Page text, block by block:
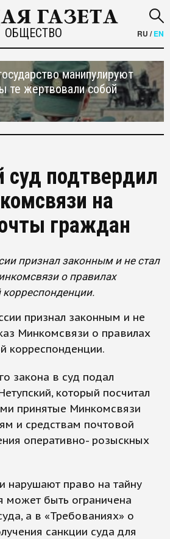
ОБЩЕСТВО RU /EN
манипулируют
те жертвовали собой
суд подтвердил
на
граждан
признал законным и не стал
о правилах
признал законным и не
Минкомсвязи о правилах
корреспонденции.
закона в суд подал
который посчитал
принятые Минкомсвязи
и средствам почтовой
оперативно- розыскных
нарушают право на тайну
может быть ограничена
а в «Требованиях» о
санкции суда для